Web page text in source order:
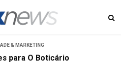
& MARKETING
para O Boticário